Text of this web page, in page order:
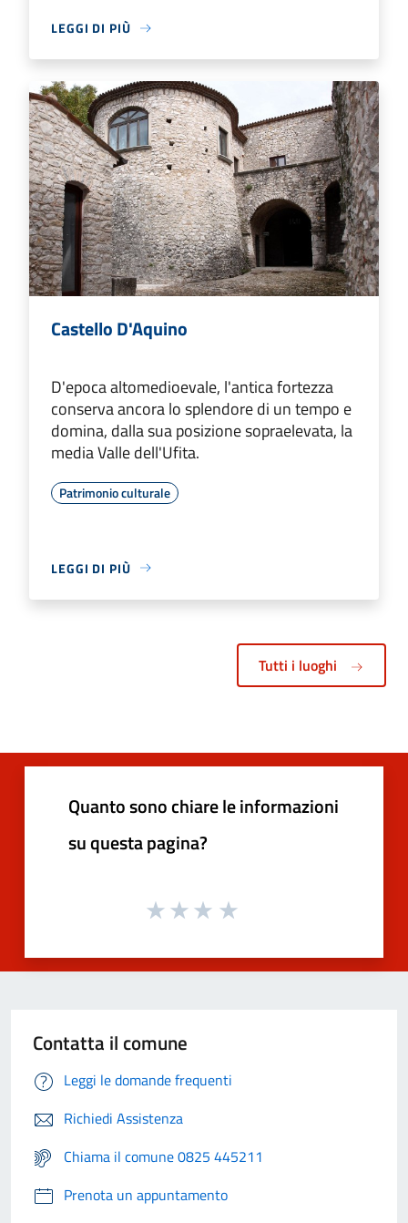
LEGGI DI PIÙ
Castello D'Aquino
D'epoca altomedioevale, l'antica fortezza
conserva ancora lo splendore di un tempo e
domina, dalla sua posizione sopraelevata, la
media Valle dell'Ufita.
Patrimonio culturale
LEGGI DI PIÙ
Tutti i luoghi
Quanto sono chiare le informazioni
su questa pagina?
Contatta il comune
Leggi le domande frequenti
Richiedi Assistenza
Chiama il comune 0825 445211
Prenota un appuntamento